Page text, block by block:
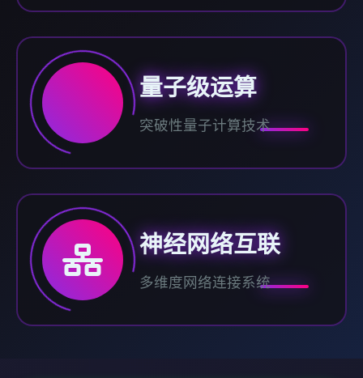
量子级运算
突破性量子计算技术
神经网络互联
多维度网络连接系统